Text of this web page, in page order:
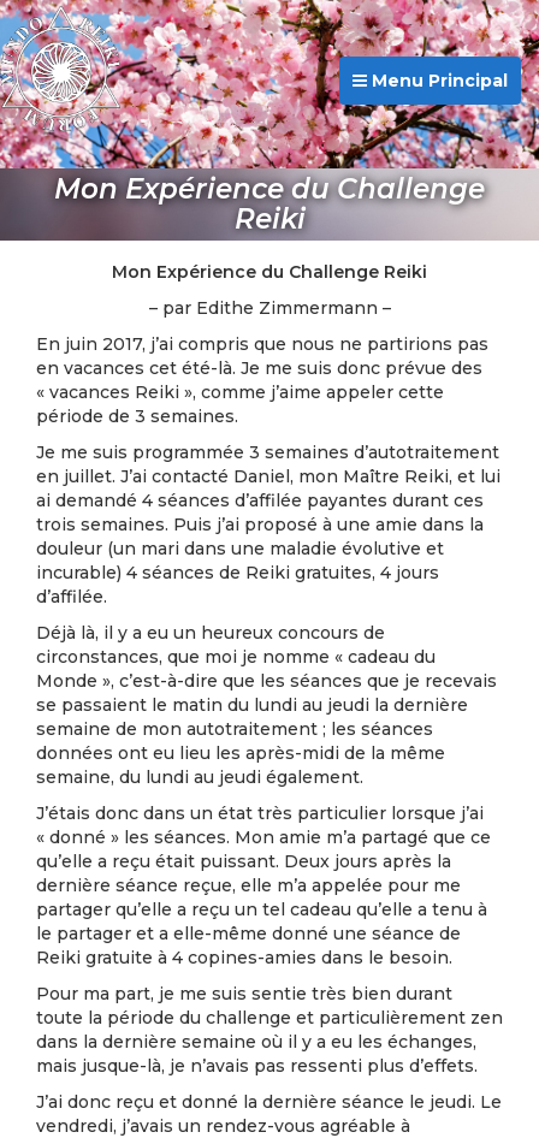
Menu Principal
Mon Expérience du Challenge
Reiki
Mon Expérience du Challenge Reiki
– par Edithe Zimmermann –
En juin 2017, j’ai compris que nous ne partirions pas
en vacances cet été-là. Je me suis donc prévue des
« vacances Reiki », comme j’aime appeler cette
période de 3 semaines.
Je me suis programmée 3 semaines d’autotraitement
en juillet. J’ai contacté Daniel, mon Maître Reiki, et lui
ai demandé 4 séances d’affilée payantes durant ces
trois semaines. Puis j’ai proposé à une amie dans la
douleur (un mari dans une maladie évolutive et
incurable) 4 séances de Reiki gratuites, 4 jours
d’affilée.
Déjà là, il y a eu un heureux concours de
circonstances, que moi je nomme « cadeau du
Monde », c’est-à-dire que les séances que je recevais
se passaient le matin du lundi au jeudi la dernière
semaine de mon autotraitement ; les séances
données ont eu lieu les après-midi de la même
semaine, du lundi au jeudi également.
J’étais donc dans un état très particulier lorsque j’ai
« donné » les séances. Mon amie m’a partagé que ce
qu’elle a reçu était puissant. Deux jours après la
dernière séance reçue, elle m’a appelée pour me
partager qu’elle a reçu un tel cadeau qu’elle a tenu à
le partager et a elle-même donné une séance de
Reiki gratuite à 4 copines-amies dans le besoin.
Pour ma part, je me suis sentie très bien durant
toute la période du challenge et particulièrement zen
dans la dernière semaine où il y a eu les échanges,
mais jusque-là, je n’avais pas ressenti plus d’effets.
J’ai donc reçu et donné la dernière séance le jeudi. Le
vendredi, j’avais un rendez-vous agréable à